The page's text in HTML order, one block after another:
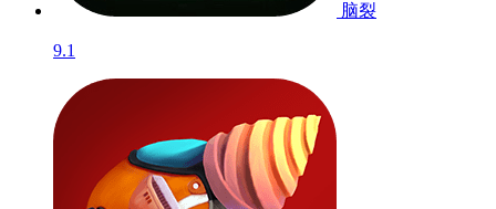
脑裂
9.1